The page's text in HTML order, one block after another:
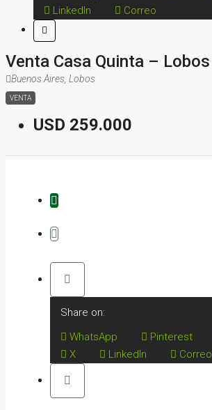
LinkedIn
Correo
Venta Casa Quinta – Lobos
Buenos Aires, Lobos
VENTA
USD 259.000
Share on:
WhatsApp
Pinterest
X
LinkedIn Correo